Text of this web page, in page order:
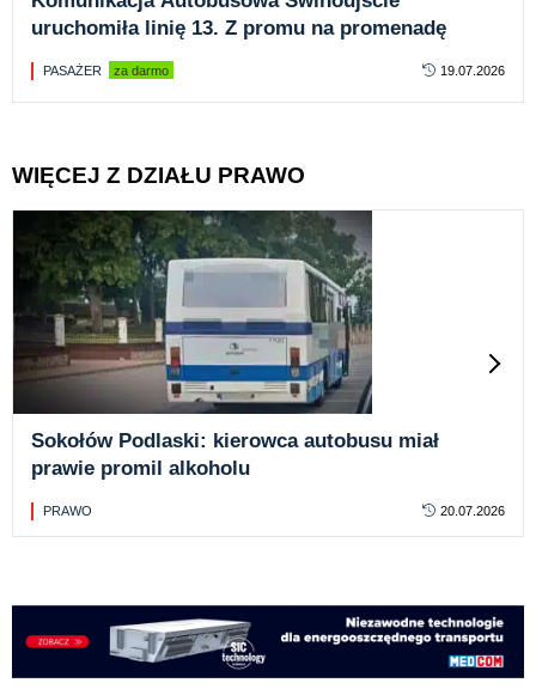
uruchomiła linię 13. Z promu na promenadę
PASAŻER za darmo 19.07.2026
WIĘCEJ Z DZIAŁU PRAWO
Sokołów Podlaski: kierowca autobusu miał
prawie promil alkoholu
PRAWO 20.07.2026